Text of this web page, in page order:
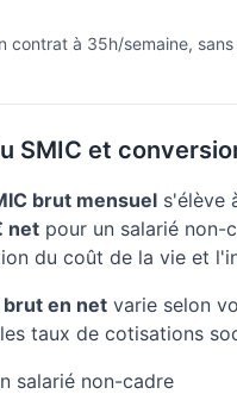
contrat à 35h/semaine,
SMIC et
brut mensuel s'élève
net pour un salarié non-
du coût de la vie et
brut en net varie selon
taux de cotisations
salarié non-cadre